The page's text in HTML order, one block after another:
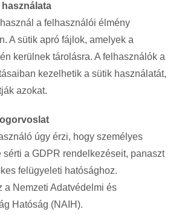
a felhasználói élmény
A sütik apró fájlok, amelyek a
kerülnek tárolásra. A felhasználók a
kezelhetik a sütik használatát,
azokat.
úgy érzi, hogy személyes
a GDPR rendelkezéseit, panaszt
felügyeleti hatósághoz.
a Nemzeti Adatvédelmi és
Hatóság (NAIH).